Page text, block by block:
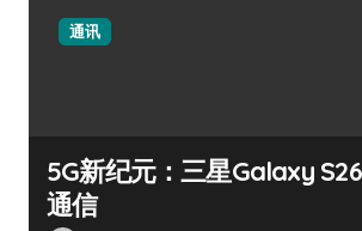
通讯
5G新纪元：三星Galaxy
通信